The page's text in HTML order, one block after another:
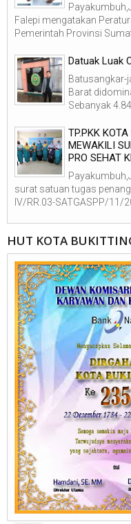
Falepi mengatakan
Pemerintah Provinsi
Datuak Luak
Batusangkar-
Barat
Sebanyak
TP.PKK
MEWAKILI
PRO SEHAT
surat satuan tugas
IV/RR.03-SATGASPP/11/
HUT KOTA